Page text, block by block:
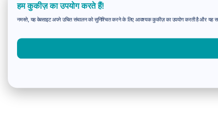
हम कुकीज़ का उपयोग करते हैं!
नमस्ते, यह वेबसाइट अपने उचित संचालन को सुनिश्चित करने के लिए आवश्यक कुकीज़ का उपयोग करती है और यह